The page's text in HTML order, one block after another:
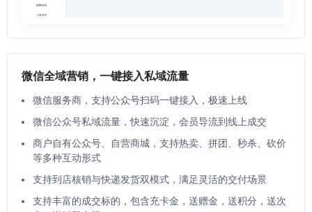
微信全域营销，一键接入私域流量
微信服务商，支持公众号扫码一键接入，极速上线
微信公众号私域流量，快速沉淀，会员导流到线上成交
商户自有公众号、自营商城，支持热卖、拼团、秒杀、砍价
等多种互动形式
支持到店核销与快递发货双模式，满足灵活的交付场景
支持丰富的成交标的，包含充卡金，送赠金，送积分，送次